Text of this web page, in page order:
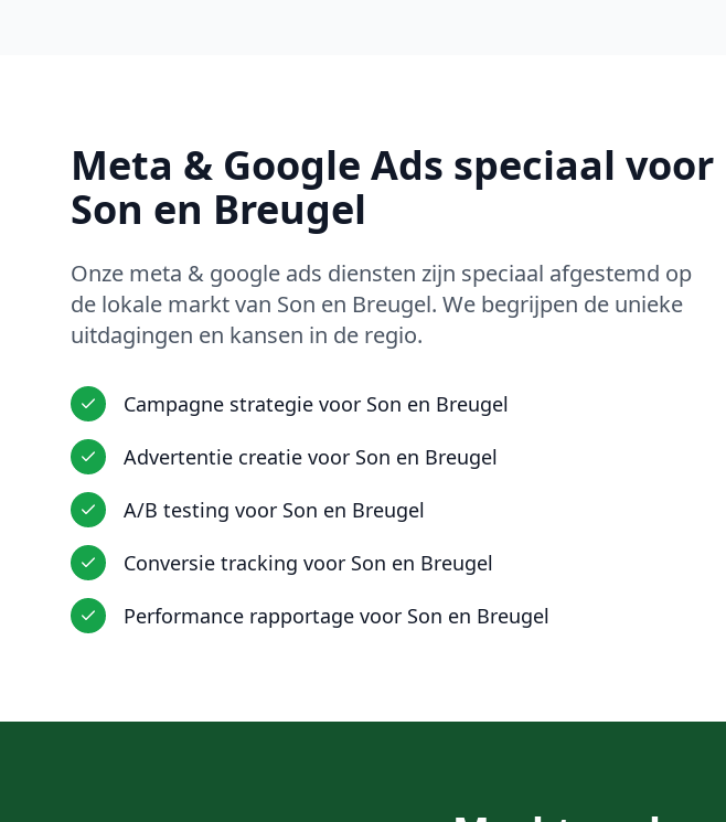
Meta & Google Ads speciaal voor
Son en Breugel
Onze meta & google ads diensten zijn speciaal afgestemd op
de lokale markt van Son en Breugel. We begrijpen de unieke
uitdagingen en kansen in de regio.
Campagne strategie voor Son en Breugel
Advertentie creatie voor Son en Breugel
A/B testing voor Son en Breugel
Conversie tracking voor Son en Breugel
Performance rapportage voor Son en Breugel